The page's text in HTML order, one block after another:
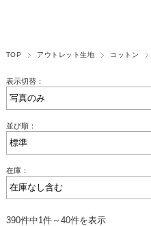
TOP アウトレット生地 コットン
表示切替：
並び順：
在庫：
390件中1件～40件を表示